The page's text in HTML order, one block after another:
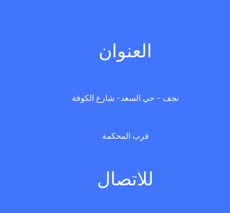
العنوان
نجف - حي السعد- شارع الكوفة
قرب المحكمة
للاتصال